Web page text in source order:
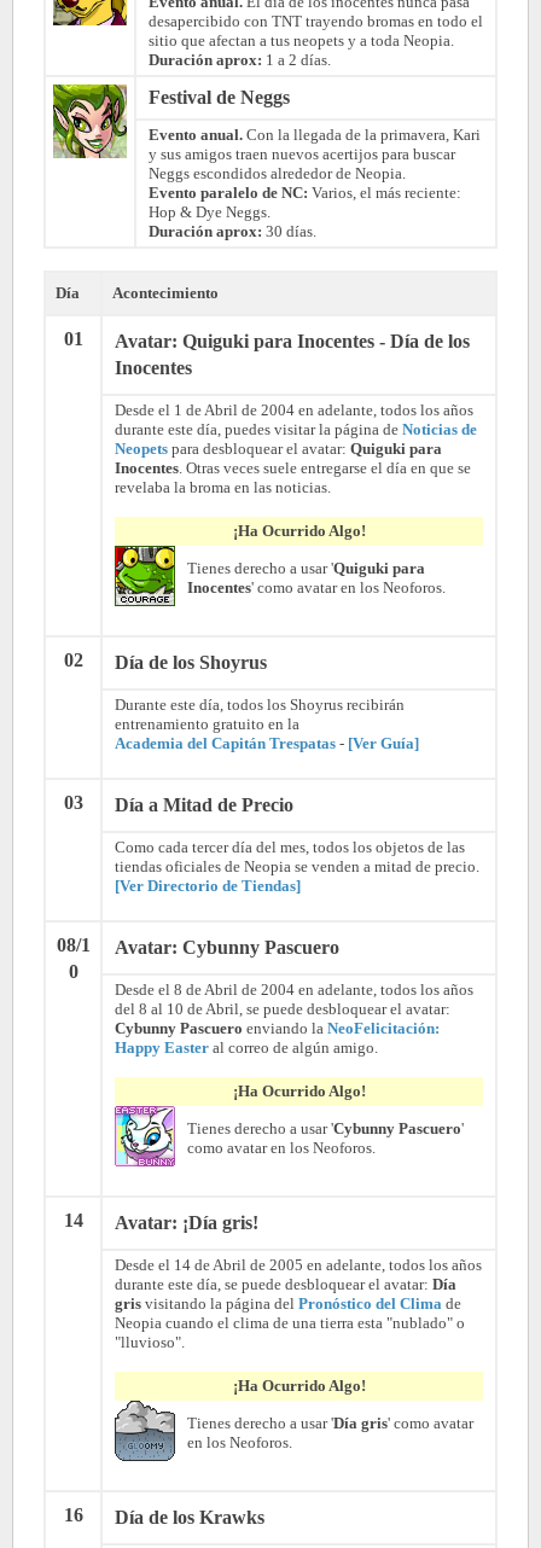
desapercibido con TNT trayendo bromas en todo el
sitio que afectan a tus neopets y a toda Neopia.
Duración aprox: 1 a 2 días.
Festival de Neggs
Evento anual. Con la llegada de la primavera, Kari
y sus amigos traen nuevos acertijos para buscar
Neggs escondidos alrededor de Neopia.
Evento paralelo de NC: Varios, el más reciente:
Hop & Dye Neggs.
Duración aprox: 30 días.
Día Acontecimiento
01
Avatar: Quiguki para Inocentes - Día de los
Inocentes
Desde el 1 de Abril de 2004 en adelante, todos los años
durante este día, puedes visitar la página de Noticias de
Neopets para desbloquear el avatar: Quiguki para
Inocentes . Otras veces suele entregarse el día en que se
revelaba la broma en las noticias.
¡Ha Ocurrido Algo!
Tienes derecho a usar 'Quiguki para
Inocentes' como avatar en los Neoforos.
02 Día de los Shoyrus
Durante este día, todos los Shoyrus recibirán
entrenamiento gratuito en la
Academia del Capitán Trespatas - [Ver Guía]
03 Día a Mitad de Precio
Como cada tercer día del mes, todos los objetos de las
tiendas oficiales de Neopia se venden a mitad de precio.
[Ver Directorio de Tiendas]
08/1
0
Avatar: Cybunny Pascuero
Desde el 8 de Abril de 2004 en adelante, todos los años
del 8 al 10 de Abril, se puede desbloquear el avatar:
Cybunny Pascuero enviando la NeoFelicitación:
Happy Easter al correo de algún amigo.
¡Ha Ocurrido Algo!
Tienes derecho a usar 'Cybunny Pascuero'
como avatar en los Neoforos.
14 Avatar: ¡Día gris!
Desde el 14 de Abril de 2005 en adelante, todos los años
durante este día, se puede desbloquear el avatar: Día
gris visitando la página del Pronóstico del Clima de
Neopia cuando el clima de una tierra esta "nublado" o
"lluvioso".
¡Ha Ocurrido Algo!
Tienes derecho a usar 'Día gris' como avatar
en los Neoforos.
16 Día de los Krawks